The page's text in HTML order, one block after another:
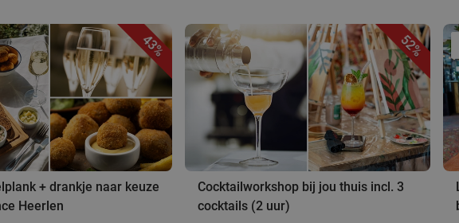
43%
+ drankje naar keuze
Heerlen
52%
Cocktailworkshop bij jou thuis incl. 3
cocktails (2 uur)